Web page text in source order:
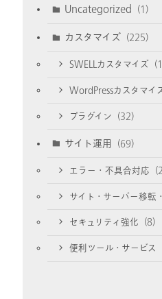
Uncategorized (1)
カスタマイズ (225)
SWELLカスタマイズ
WordPressカスタマイ
プラグイン (32)
サイト運用 (69)
エラー・不具合対応
サイト・サーバー移転
セキュリティ強化 (8)
便利ツール・サービス